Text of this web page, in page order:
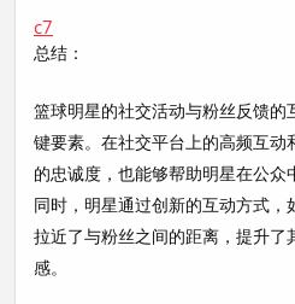
c7
总结：
篮球明星的社交活动与粉丝反馈
键要素。在社交平台上的高频互动
的忠诚度，也能够帮助明星在公众
同时，明星通过创新的互动方式
拉近了与粉丝之间的距离，提升了
感。